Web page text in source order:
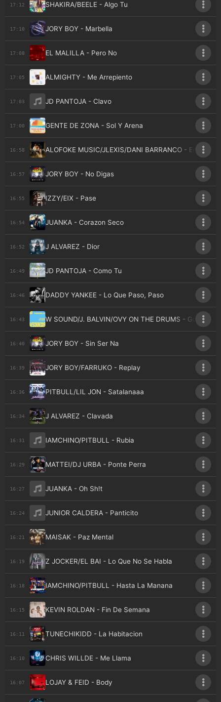
17:12 SHAKIRA/BEELE - Algo Tu
17:10 JORY BOY - Marbella
17:08 EL MALILLA - Pero No
17:05 ALMIGHTY - Me Arrepiento
17:03 JD PANTOJA - Clavo
17:00 GENTE DE ZONA - Sol Y Arena
16:58 ALOFOKE MUSIC/JLEXIS/DANI BARRANCO - Envueltos
16:57 JORY BOY - No Digas
16:55 IZZY/EIX - Pase
16:54 JUANKA - Corazon Seco
16:52 J ALVAREZ - Dior
16:49 JD PANTOJA - Como Tu
16:46 DADDY YANKEE - Lo Que Paso, Paso
16:43 W SOUND/J. BALVIN/OVY ON THE DRUMS - Godzila
16:40 JORY BOY - Sin Ser Na
16:39 JORY BOY/FARRUKO - Replay
16:36 PITBULL/LIL JON - Satalanaaa
16:34 J ALVAREZ - Clavada
16:31 IAMCHINO/PITBULL - Rubia
16:29 MATTEI/DJ URBA - Ponte Perra
16:27 JUANKA - Oh Sh!t
16:24 JUNIOR CALDERA - Panticito
16:21 MAISAK - Paz Mental
16:19 Z JOCKER/EL BAI - Lo Que No Se Habla
16:18 IAMCHINO/PITBULL - Hasta La Manana
16:15 KEVIN ROLDAN - Fin De Semana
16:11 TUNECHIKIDD - La Habitacion
16:10 CHRIS WILLDE - Me Llama
16:07 LOJAY & FEID - Body